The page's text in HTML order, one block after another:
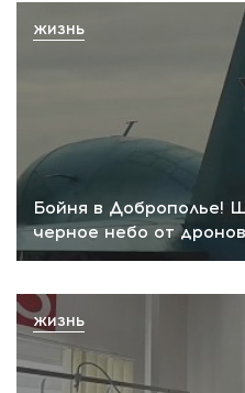
Бойня в Доброполье!
черное небо от дронов
ЖИЗНЬ
ЖИЗНЬ